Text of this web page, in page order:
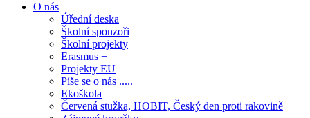
O nás
Úřední deska
Školní sponzoři
Školní projekty
Erasmus +
Projekty EU
Píše se o nás .....
Ekoškola
Červená stužka, HOBIT, Český den proti rakovině